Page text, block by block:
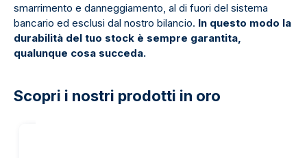
smarrimento e danneggiamento, al di fuori del sistema
bancario ed esclusi dal nostro bilancio. In questo modo la
durabilità del tuo stock è sempre garantita,
qualunque cosa succeda.
Scopri i nostri prodotti in oro